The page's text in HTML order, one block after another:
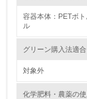
環境取り組み体制
容器本体：PETボ
ル
グリーン購入法適合
対象外
化学肥料・農薬の